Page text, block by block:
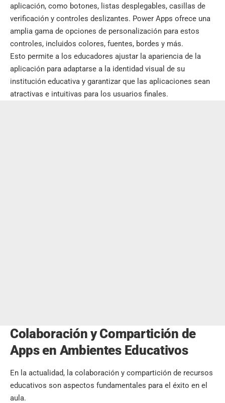
aplicación, como botones, listas desplegables, casillas de
verificación y controles deslizantes. Power Apps ofrece una
amplia gama de opciones de personalización para estos
controles, incluidos colores, fuentes, bordes y más.
Esto permite a los educadores ajustar la apariencia de la
aplicación para adaptarse a la identidad visual de su
institución educativa y garantizar que las aplicaciones sean
atractivas e intuitivas para los usuarios finales.
Colaboración y Compartición de
Apps en Ambientes Educativos
En la actualidad, la colaboración y compartición de recursos
educativos son aspectos fundamentales para el éxito en el
aula.